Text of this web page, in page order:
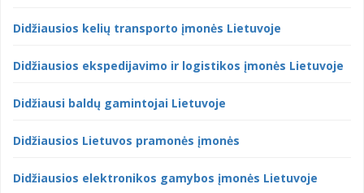
Didžiausios kelių transporto įmonės Lietuvoje
Didžiausios ekspedijavimo ir logistikos įmonės Lietuvoje
Didžiausi baldų gamintojai Lietuvoje
Didžiausios Lietuvos pramonės įmonės
Didžiausios elektronikos gamybos įmonės Lietuvoje